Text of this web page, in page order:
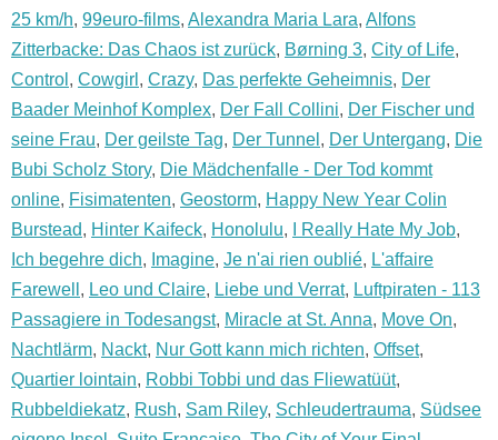
25 km/h, 99euro-films, Alexandra Maria Lara, Alfons
Zitterbacke: Das Chaos ist zurück, Børning 3, City of Life,
Control , Cowgirl , Crazy, Das perfekte Geheimnis, Der
Baader Meinhof Komplex, Der Fall Collini, Der Fischer und
seine Frau, Der geilste Tag, Der Tunnel , Der Untergang, Die
Bubi Scholz Story, Die Mädchenfalle - Der Tod kommt
online, Fisimatenten, Geostorm, Happy New Year Colin
Burstead, Hinter Kaifeck, Honolulu, I Really Hate My Job,
Ich begehre dich, Imagine, Je n'ai rien oublié, L'affaire
Farewell , Leo und Claire, Liebe und Verrat, Luftpiraten - 113
Passagiere in Todesangst, Miracle at St. Anna, Move On,
Nachtlärm, Nackt, Nur Gott kann mich richten, Offset,
Quartier lointain, Robbi Tobbi und das Fliewatüüt,
Rubbeldiekatz, Rush, Sam Riley, Schleudertrauma, Südsee